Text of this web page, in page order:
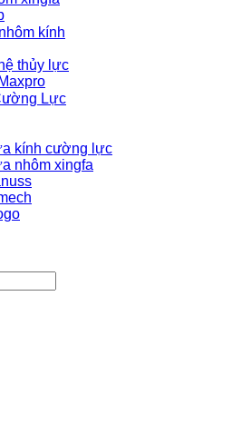
kính
thủy lực
Lực
kính cường lực
nhôm xingfa